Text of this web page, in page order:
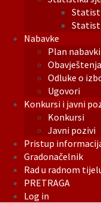
Nabavke
Plan nabavki
Odluke o
Ugovori
Konkursi i javni
Konkursi
Javni pozivi
Pristup
Gradonačelnik
Rad u radnom
PRETRAGA
Log in